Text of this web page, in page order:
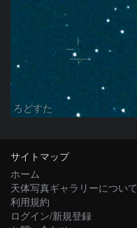
ろどすた
サイトマップ
ホーム
天体写真ギャラリーについて
利用規約
ログイン/新規登録